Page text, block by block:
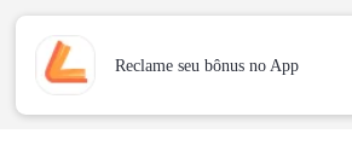
Reclame seu bônus no App